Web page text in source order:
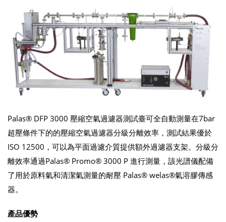
Palas® DFP 3000 壓縮空氣過濾器測試臺可全自動測量在7bar
超壓條件下的的壓縮空氣過濾器分級分離效率，測試結果優於
ISO 12500，可以為平面過濾介質提供額外過濾器支架。分級分
離效率通過Palas® Promo® 3000 P 進行測量，該光譜儀配備
了用於原料氣和清潔氣測量的耐壓 Palas® welas®氣溶膠傳感
器。
產品優勢